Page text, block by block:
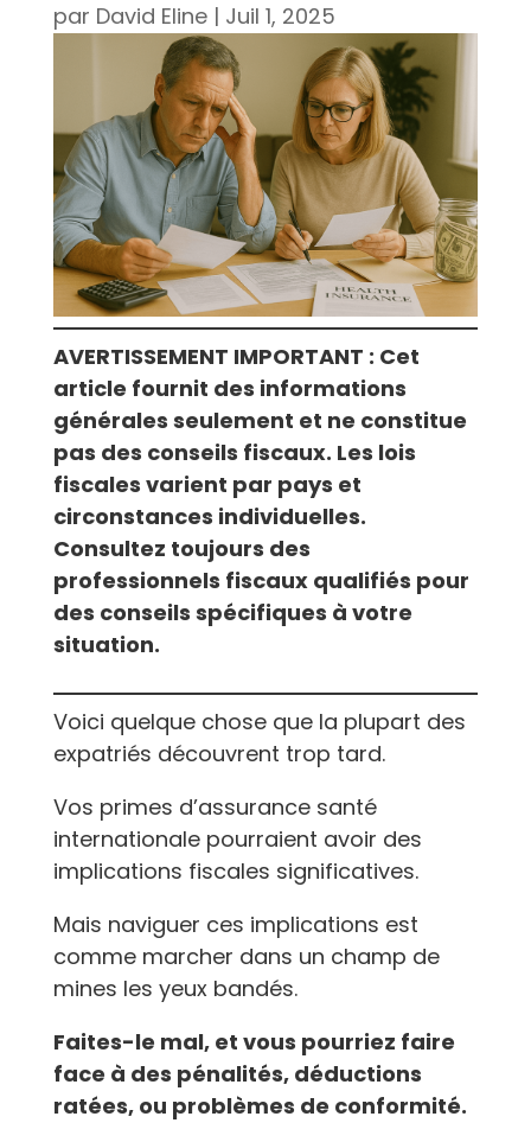
par David Eline| Juil 1, 2025
AVERTISSEMENT IMPORTANT : Cet
article fournit des informations
générales seulement et ne constitue
pas des conseils fiscaux. Les lois
fiscales varient par pays et
circonstances individuelles.
Consultez toujours des
professionnels fiscaux qualifiés pour
des conseils spécifiques à votre
situation.
Voici quelque chose que la plupart des
expatriés découvrent trop tard.
Vos primes d’assurance santé
internationale pourraient avoir des
implications fiscales significatives.
Mais naviguer ces implications est
comme marcher dans un champ de
mines les yeux bandés.
Faites-le mal, et vous pourriez faire
face à des pénalités, déductions
ratées, ou problèmes de conformité.